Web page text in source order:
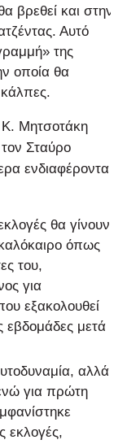
βρεθεί και στην
Αυτό
της
οποία θα
Μητσοτάκη
Σταύρο
ενδιαφέροντα
θα γίνουν
όπως
του,
για
εξακολουθεί
εβδομάδες μετά
αλλά
για πρώτη
εκλογές,